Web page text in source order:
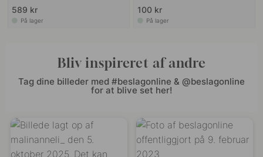
589 kr
På lager
100 kr
På lager
Bliv inspireret af andre
Tag dine billeder med #beslagonline & @beslagonline
for at blive set her!